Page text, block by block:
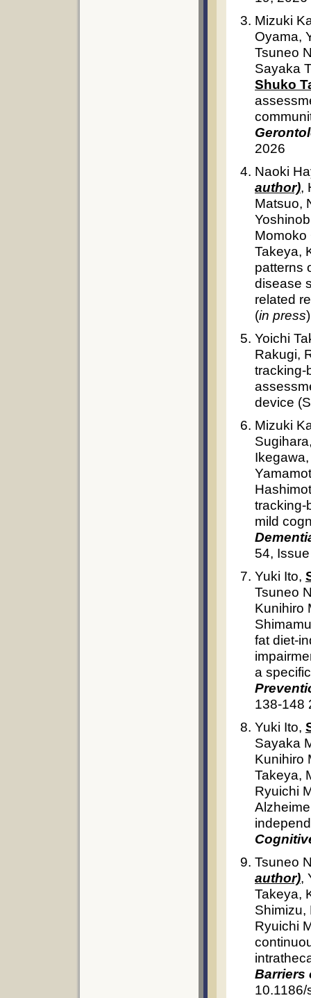
Mizuki
Oyama,
Tsuneo
Sayaka
Shuko
2026
Naoki
author),
Matsuo,
Momoko
Takeya,
patterns
disease
related
(in press)
Yoichi
Rakugi,
tracking-
device
Mizuki
tracking-
mild
54,
Yuki Ito,
Tsuneo
Kunihiro
fat diet-
a
138-148
Yuki Ito,
Sayaka
Kunihiro
Takeya,
Ryuichi
Tsuneo
author),
Takeya,
Shimizu,
Ryuichi
Barriers